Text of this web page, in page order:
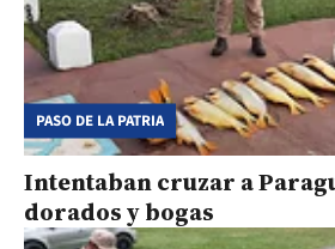
PASO DE LA PATRIA
Intentaban cruzar a
dorados y bogas